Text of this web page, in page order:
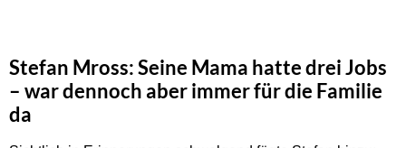
Stefan Mross: Seine Mama hatte drei Jobs
– war dennoch aber immer für die Familie
da